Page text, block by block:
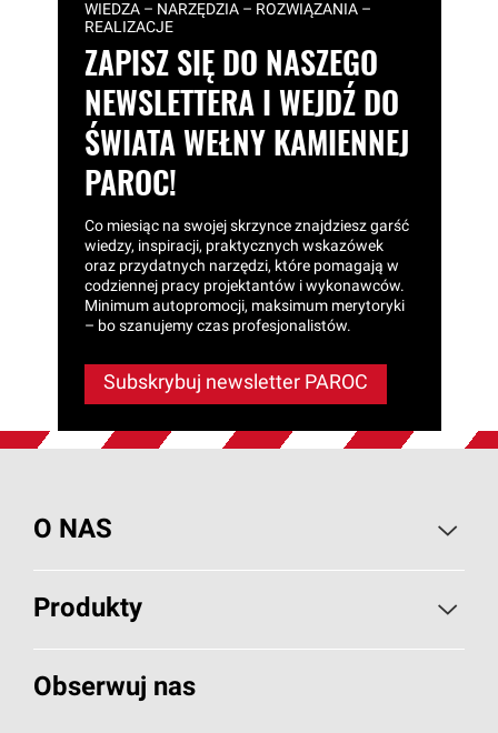
WIEDZA – NARZĘDZIA – ROZWIĄZANIA –
REALIZACJE
ZAPISZ SIĘ DO NASZEGO
NEWSLETTERA I WEJDŹ DO
ŚWIATA WEŁNY KAMIENNEJ
PAROC!
Co miesiąc na swojej skrzynce znajdziesz garść
wiedzy, inspiracji, praktycznych wskazówek
oraz przydatnych narzędzi, które pomagają w
codziennej pracy projektantów i wykonawców.
Minimum autopromocji, maksimum merytoryki
– bo szanujemy czas profesjonalistów.
Subskrybuj newsletter PAROC
O NAS
O PAROC
Wiadomości i artykuły
Projekty referencyjne
Produkty
Izolacje Budowlane
Obserwuj nas